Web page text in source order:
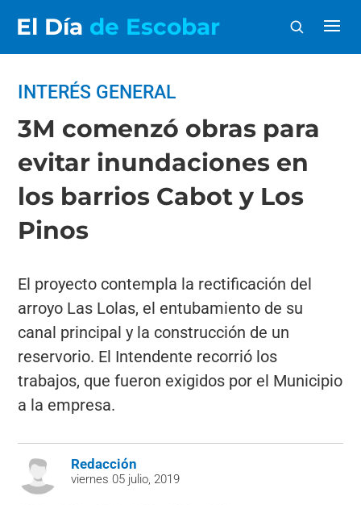
El Día de Escobar
INTERÉS GENERAL
3M comenzó obras para
evitar inundaciones en
los barrios Cabot y Los
Pinos
El proyecto contempla la rectificación del
arroyo Las Lolas, el entubamiento de su
canal principal y la construcción de un
reservorio. El Intendente recorrió los
trabajos, que fueron exigidos por el Municipio
a la empresa.
Redacción
viernes 05 julio, 2019